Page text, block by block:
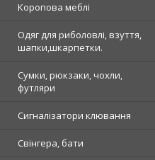
Коропова меблі
Одяг для риболовлі, взуття,
шапки,шкарпетки.
Сумки, рюкзаки, чохли,
футляри
Сигналізатори клювання
Свінгера, бати